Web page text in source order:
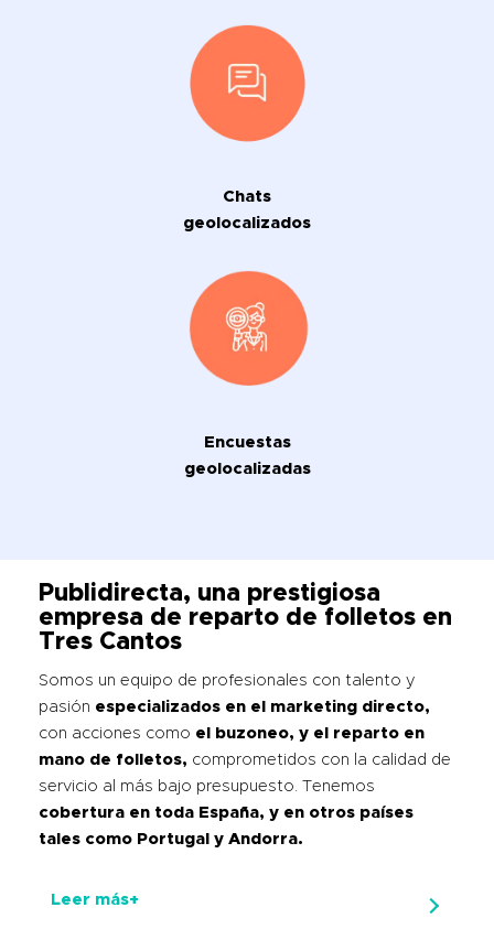
Chats
geolocalizados
Encuestas
geolocalizadas
Publidirecta, una prestigiosa
empresa de reparto de folletos en
Tres Cantos
Somos un equipo de profesionales con talento y
pasión especializados en el marketing directo,
con acciones como el buzoneo, y el reparto en
mano de folletos, comprometidos con la calidad de
servicio al más bajo presupuesto. Tenemos
cobertura en toda España, y en otros países
tales como Portugal y Andorra.
Leer más+